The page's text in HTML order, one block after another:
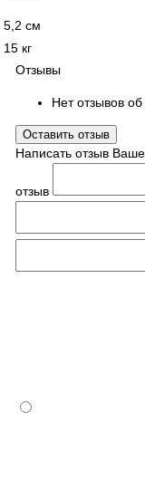
5,2 см
15 кг
Отзывы
Нет отзывов об
Оставить отзыв
Написать отзыв
отзыв